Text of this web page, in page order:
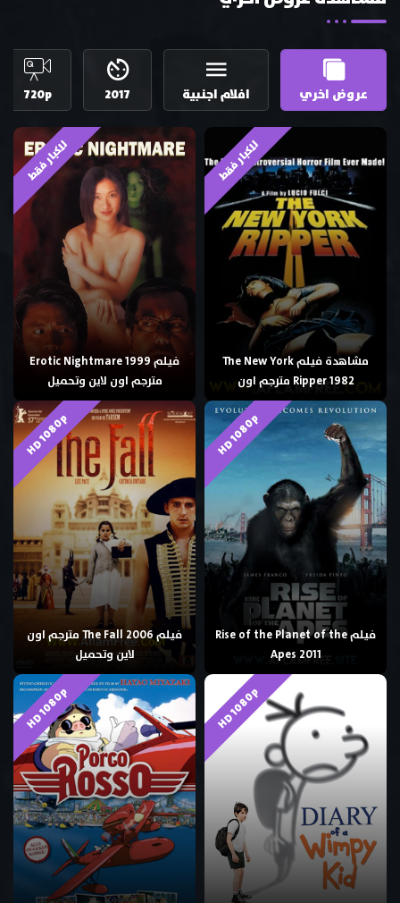
عروض اخري افلام اجنبية 2017
720p
للكبار فقط
مشاهدة فيلم The New York
Ripper 1982 مترجم اون
للكبار فقط
فيلم Erotic Nightmare 1999
مترجم اون لاين وتحميل
HD 1080p
فيلم Rise of the Planet of the
Apes 2011
HD 1080p
فيلم The Fall 2006 مترجم اون
لاين وتحميل
HD 1080p
HD 1080p